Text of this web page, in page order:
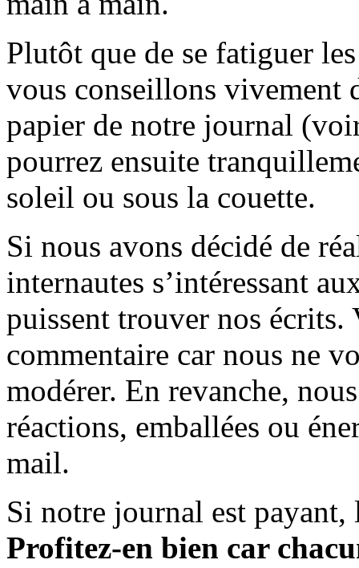
Plutôt que de se fatiguer
vous conseillons vivement
papier de notre journal
pourrez ensuite
soleil ou sous la couette.
Si nous avons décidé de
internautes s’intéressant
puissent trouver nos écrits.
commentaire car nous ne
modérer. En revanche,
réactions, emballées ou
mail.
Si notre journal est payant,
Profitez-en bien car